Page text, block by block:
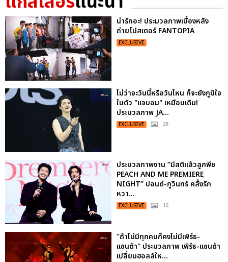
น่ารักอะ! ประมวลภาพเบื้องหลัง
ถ่ายโปสเตอร์ FANTOPIA
EXCLUSIVE
ไม่ว่าจะวันนี้หรือวันไหน ก็จะยังภูมิใจ
ในตัว "แจบอม" เหมือนเดิม!
ประมวลภาพ JA...
EXCLUSIVE : 28
ประมวลภาพงาน “มีสติแล้วลูกพีช
PEACH AND ME PREMIERE
NIGHT” ปอนด์-ภูวินทร์ คลั่งรัก
หวา...
EXCLUSIVE : 16
"ถ้าไม่มีทุกคนก็คงไม่มีเพิร์ธ-
แซนต้า" ประมวลภาพ เพิร์ธ-แซนต้า
เปลี่ยนฮอลล์ให...